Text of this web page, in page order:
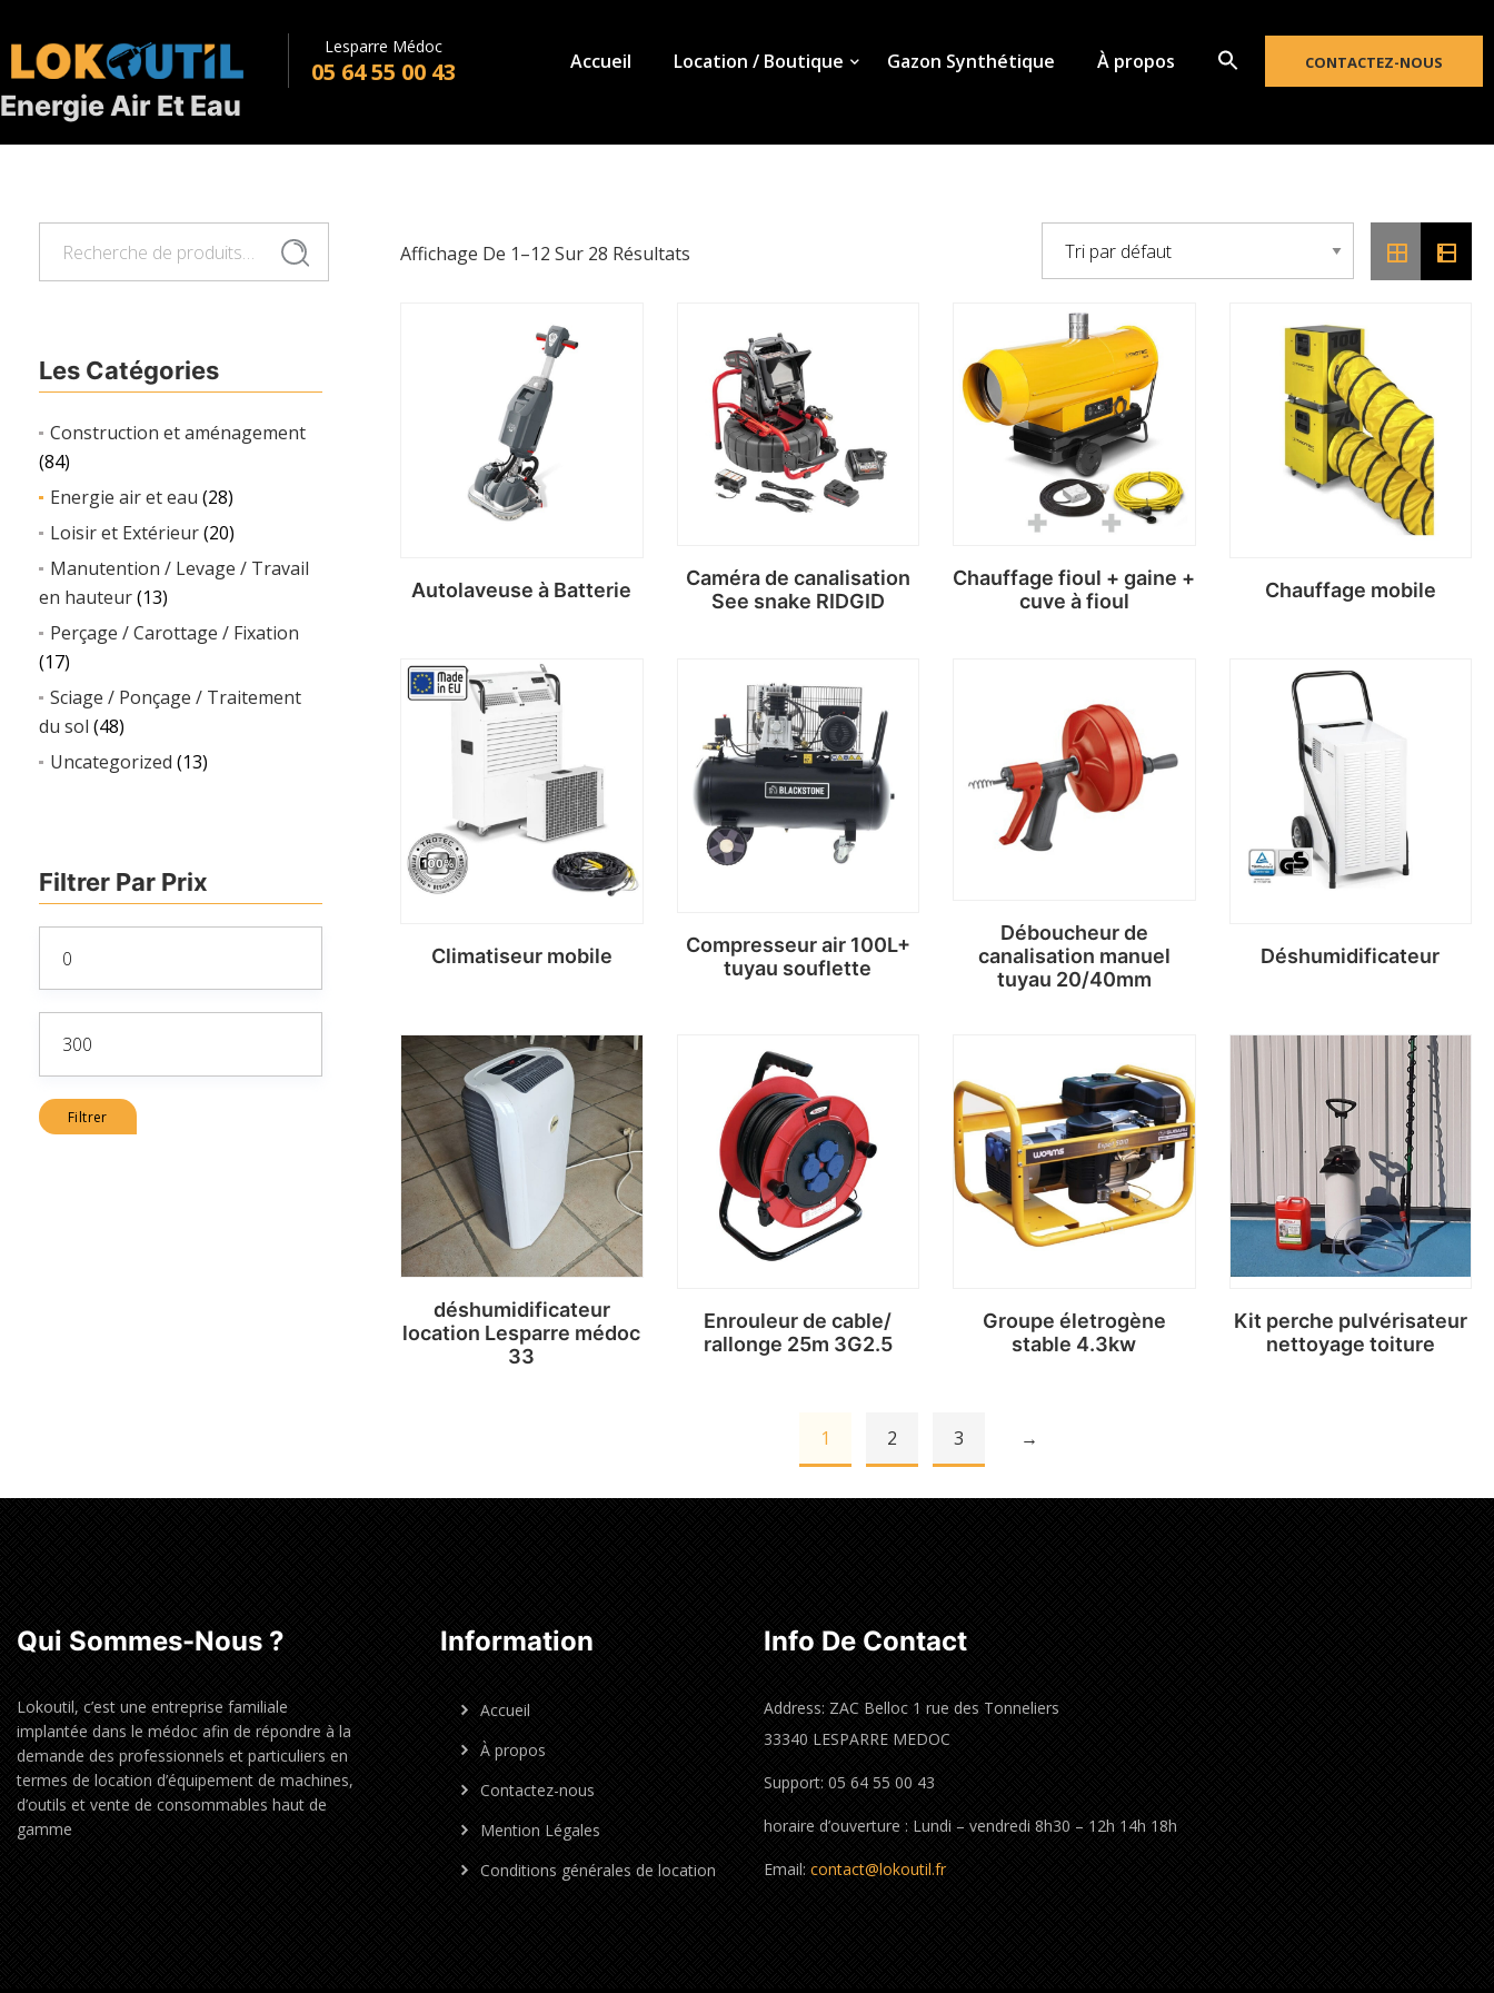
Lesparre Médoc
05 64 55 00 43 Accueil Location / Boutique Gazon Synthétique À propos CONTACTEZ-NOUS
Energie Air Et Eau
pour :
Recherche
Les Catégories
Construction et aménagement
(84)
Energie air et eau (28)
Loisir et Extérieur(20)
Manutention / Levage / Travail
en hauteur(13)
Perçage / Carottage / Fixation
(17)
Sciage / Ponçage / Traitement
du sol (48)
Uncategorized (13)
Filtrer Par Prix
min
max
Filtrer
Affichage De 1–12 Sur 28 Résultats
Autolaveuse à Batterie
Caméra de canalisation
See snake RIDGID
Chauffage fioul + gaine +
cuve à fioul
Chauffage mobile
Climatiseur mobile
Compresseur air 100L+
tuyau souflette
Déboucheur de
canalisation manuel
tuyau 20/40mm
Déshumidificateur
déshumidificateur
location Lesparre médoc
33
Enrouleur de cable/
rallonge 25m 3G2.5
Groupe életrogène
stable 4.3kw
Kit perche pulvérisateur
nettoyage toiture
1 2 3 →
Qui Sommes-Nous ?
Lokoutil, c’est une entreprise familiale
implantée dans le médoc afin de répondre à la
demande des professionnels et particuliers en
termes de location d’équipement de machines,
d’outils et vente de consommables haut de
gamme
Information
Accueil
À propos
Contactez-nous
Mention Légales
Conditions générales de location
Info De Contact
Address: ZAC Belloc 1 rue des Tonneliers
33340 LESPARRE MEDOC
Support: 05 64 55 00 43
horaire d’ouverture : Lundi – vendredi 8h30 – 12h 14h 18h
Email: contact@lokoutil.fr